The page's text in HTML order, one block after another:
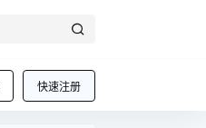
快速注册